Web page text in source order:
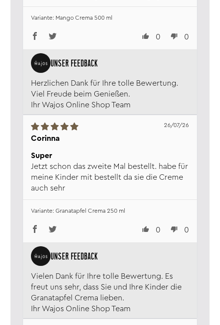
0 0
Herzlichen Dank für Ihre tolle Bewertung.
Viel Freude beim Genießen.
Ihr Wajos Online Shop Team
Mango Crema 500 ml
Corinna
26/07/26
Super
Jetzt schon das zweite Mal bestellt. habe für
meine Kinder mit bestellt da sie die Creme
auch sehr
0 0
Vielen Dank für Ihre tolle Bewertung. Es
freut uns sehr, dass Sie und Ihre Kinder die
Granatapfel Crema lieben.
Ihr Wajos Online Shop Team
Granatapfel Crema 250 ml